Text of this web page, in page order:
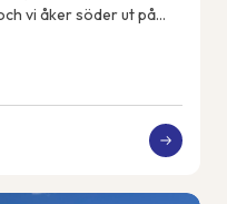
vi åker söder ut på